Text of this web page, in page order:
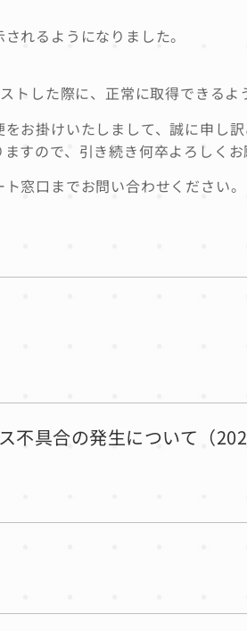
れるようになりました。
した際に、正常に取得できるよ
お掛けいたしまして、誠に申し訳
すので、引き続き何卒よろしくお
窓口までお問い合わせください。
不具合の発生について（